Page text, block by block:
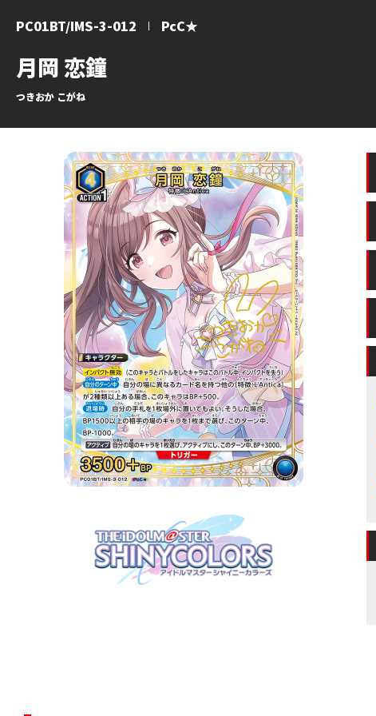
月岡 恋鐘
つきおか こがね
PC01BT/IMS-3-012 PcC★